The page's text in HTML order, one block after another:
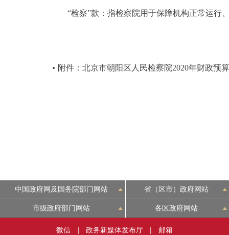
“检察”款：指检察院用于保障机构正常运行
附件：北京市朝阳区人民检察院2020年财政预
中国政府网及国务院部门网站 省（区市）政府网站
市级政府部门网站 各区政府网站
微信 政务新媒体发布厅 邮箱